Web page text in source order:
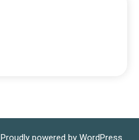
Proudly powered by WordPress